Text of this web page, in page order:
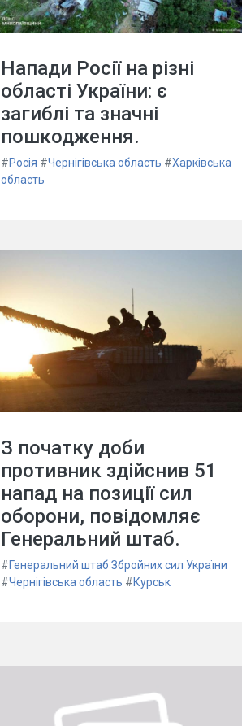
Напади Росії на різні
області України: є
загиблі та значні
пошкодження.
#Росія #Чернігівська область #Харківська
область
З початку доби
противник здійснив 51
напад на позиції сил
оборони, повідомляє
Генеральний штаб.
#Генеральний штаб Збройних сил України
#Чернігівська область #Курськ